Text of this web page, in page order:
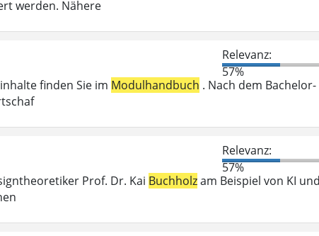
werden. Nähere
Relevanz:
57%
finden Sie im Modulhandbuch . Nach dem Bachelor-
Relevanz:
57%
Prof. Dr. Kai Buchholzam Beispiel von KI